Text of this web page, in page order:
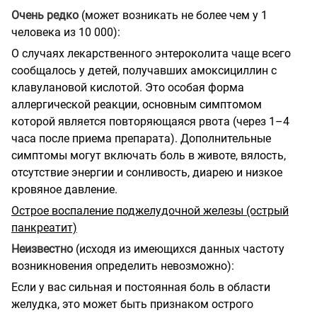
Очень редко (может возникать не более чем у 1
человека из 10 000):
О случаях лекарственного энтероколита чаще всего
сообщалось у детей, получавших амоксициллин с
клавулановой кислотой. Это особая форма
аллергической реакции, основным симптомом
которой является повторяющаяся рвота (через 1–4
часа после приема препарата). Дополнительные
симптомы могут включать боль в животе, вялость,
отсутствие энергии и сонливость, диарею и низкое
кровяное давление.
Острое воспаление поджелудочной железы (острый
панкреатит)
Неизвестно (исходя из имеющихся данных частоту
возникновения определить невозможно):
Если у вас сильная и постоянная боль в области
желудка, это может быть признаком острого